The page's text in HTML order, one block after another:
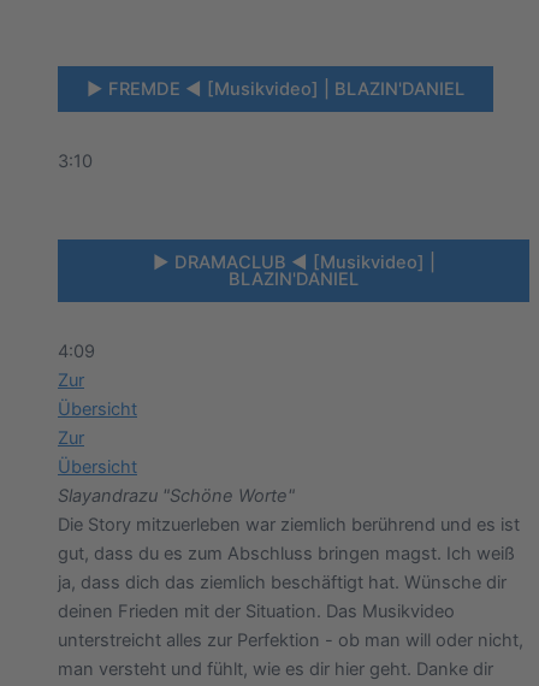
► FREMDE ◄ [Musikvideo] | BLAZIN'DANIEL
3:10
► DRAMACLUB ◄ [Musikvideo] |
BLAZIN'DANIEL
4:09
Zur
Übersicht
Zur
Übersicht
Slayandrazu "Schöne Worte"
Die Story mitzuerleben war ziemlich berührend und es ist
gut, dass du es zum Abschluss bringen magst. Ich weiß
ja, dass dich das ziemlich beschäftigt hat. Wünsche dir
deinen Frieden mit der Situation. Das Musikvideo
unterstreicht alles zur Perfektion - ob man will oder nicht,
man versteht und fühlt, wie es dir hier geht. Danke dir